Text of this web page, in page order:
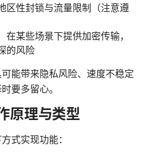
区性封锁与流量限制（注意遵
在某些场景下提供加密传输，
的风险
能带来隐私风险、速度不稳定
要多留心。
原理与类型
式实现功能：